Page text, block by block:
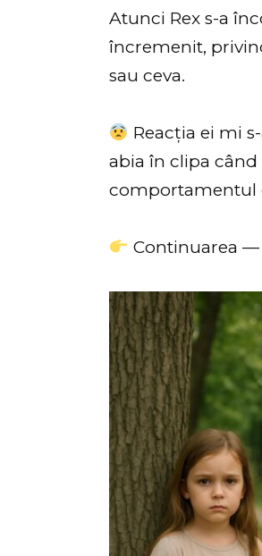
Atunci Rex s-a
încremenit,
sau ceva.
Reacția ei mi
abia în clipa
comportamentul
Continuarea